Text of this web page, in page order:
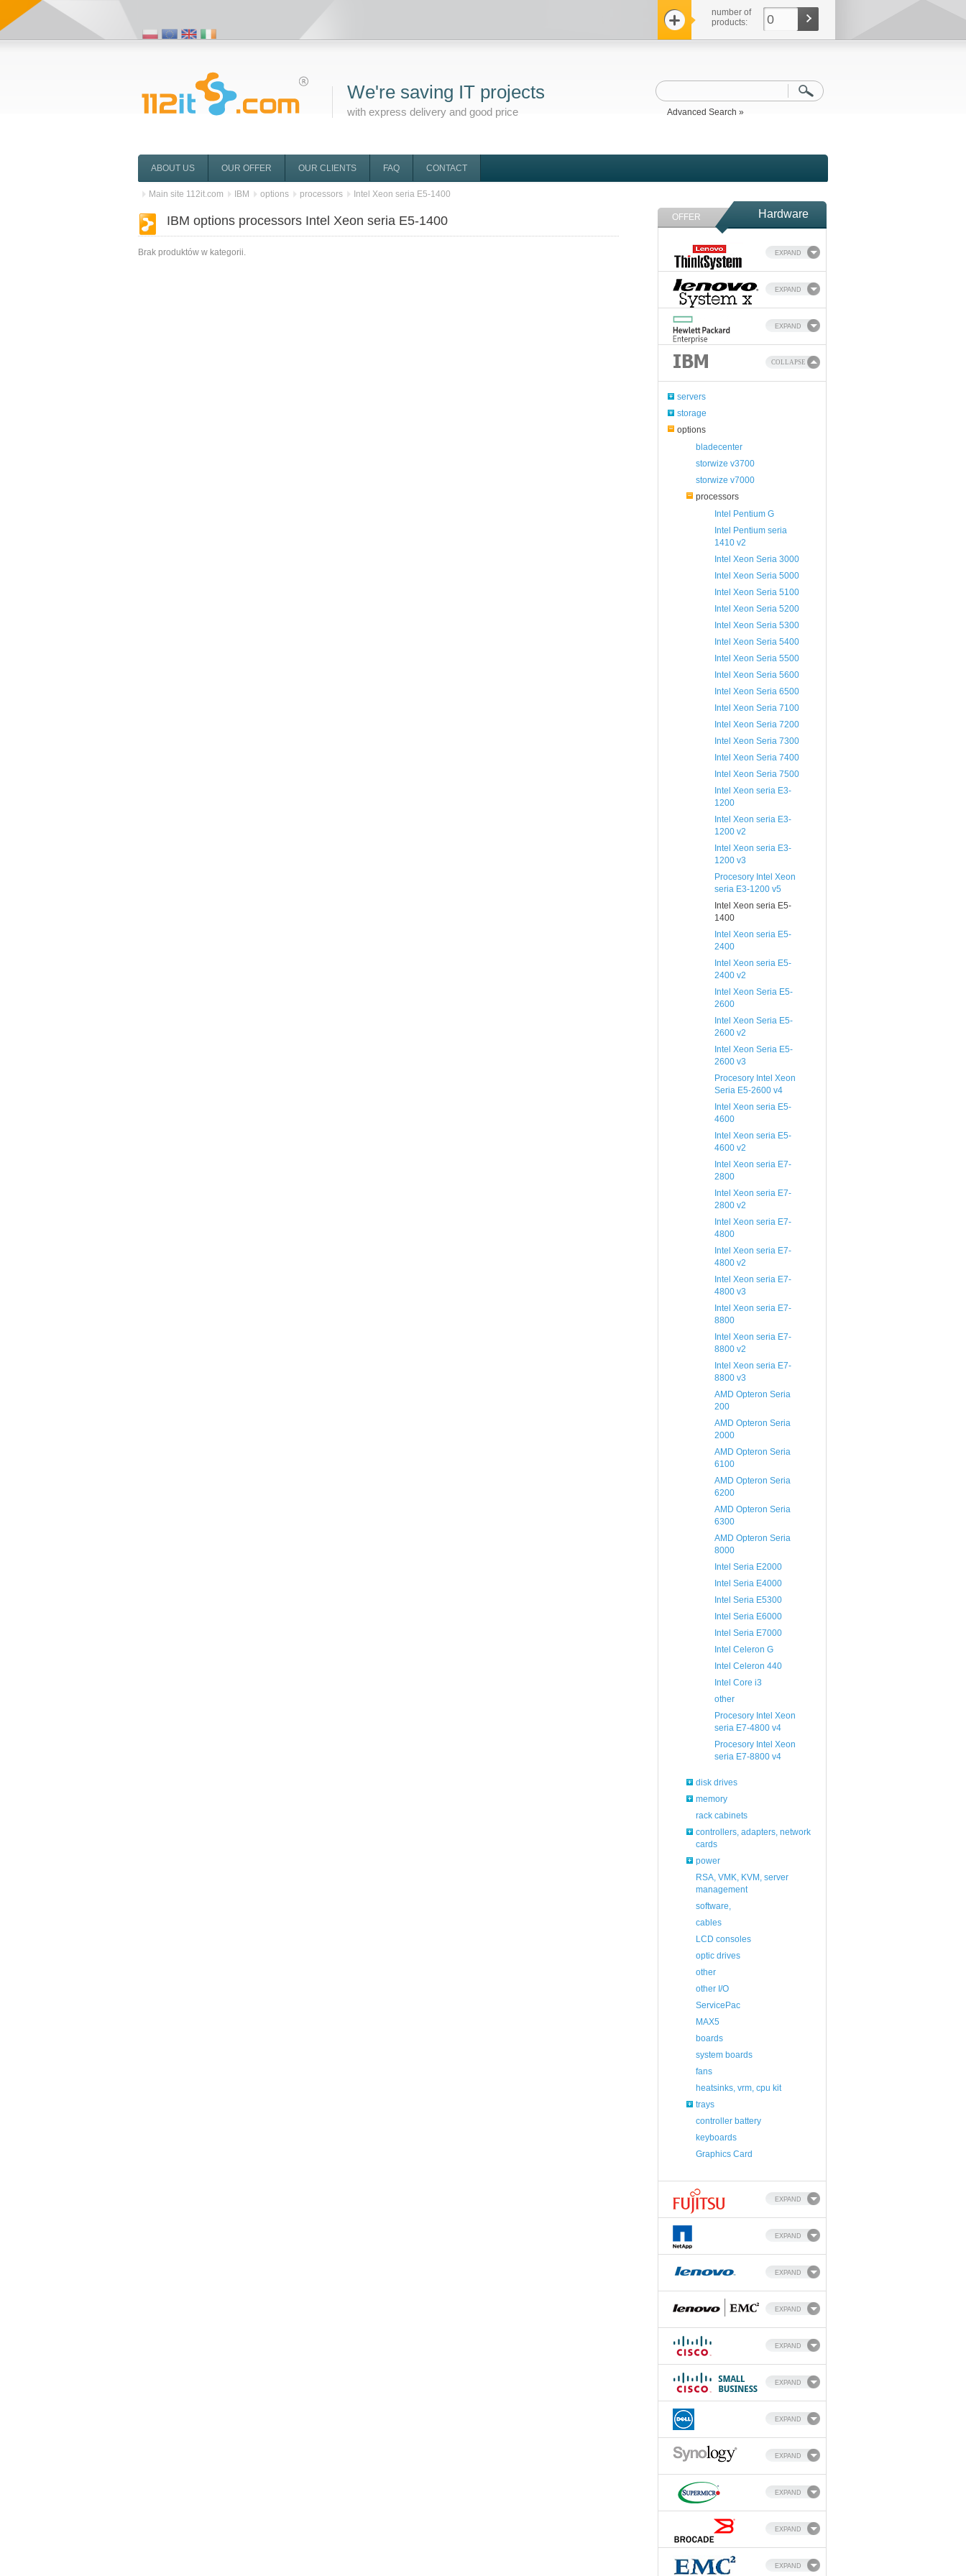
number of
products:
0
We're saving IT projects
with express delivery and good price Advanced Search »
ABOUT US OUR OFFER OUR CLIENTS FAQ CONTACT
OFFER Hardware
EXPAND
EXPAND
EXPAND
COLLAPSE
servers
storage
options
bladecenter
storwize v3700
storwize v7000
processors
Intel Pentium G
Intel Pentium seria
1410 v2
Intel Xeon Seria 3000
Intel Xeon Seria 5000
Intel Xeon Seria 5100
Intel Xeon Seria 5200
Intel Xeon Seria 5300
Intel Xeon Seria 5400
Intel Xeon Seria 5500
Intel Xeon Seria 5600
Intel Xeon Seria 6500
Intel Xeon Seria 7100
Intel Xeon Seria 7200
Intel Xeon Seria 7300
Intel Xeon Seria 7400
Intel Xeon Seria 7500
Intel Xeon seria E3-
1200
Intel Xeon seria E3-
1200 v2
Intel Xeon seria E3-
1200 v3
Procesory Intel Xeon
seria E3-1200 v5
Intel Xeon seria E5-
1400
Intel Xeon seria E5-
2400
Intel Xeon seria E5-
2400 v2
Intel Xeon Seria E5-
2600
Intel Xeon Seria E5-
2600 v2
Intel Xeon Seria E5-
2600 v3
Procesory Intel Xeon
Seria E5-2600 v4
Intel Xeon seria E5-
4600
Intel Xeon seria E5-
4600 v2
Intel Xeon seria E7-
2800
Intel Xeon seria E7-
2800 v2
Intel Xeon seria E7-
4800
Intel Xeon seria E7-
4800 v2
Intel Xeon seria E7-
4800 v3
Intel Xeon seria E7-
8800
Intel Xeon seria E7-
8800 v2
Intel Xeon seria E7-
8800 v3
AMD Opteron Seria
200
AMD Opteron Seria
2000
AMD Opteron Seria
6100
AMD Opteron Seria
6200
AMD Opteron Seria
6300
AMD Opteron Seria
8000
Intel Seria E2000
Intel Seria E4000
Intel Seria E5300
Intel Seria E6000
Intel Seria E7000
Intel Celeron G
Intel Celeron 440
Intel Core i3
other
Procesory Intel Xeon
seria E7-4800 v4
Procesory Intel Xeon
seria E7-8800 v4
disk drives
memory
rack cabinets
controllers, adapters, network
cards
power
RSA, VMK, KVM, server
management
software,
cables
LCD consoles
optic drives
other
other I/O
ServicePac
MAX5
boards
system boards
fans
heatsinks, vrm, cpu kit
trays
controller battery
keyboards
Graphics Card
EXPAND
EXPAND
EXPAND
EXPAND
EXPAND
EXPAND
EXPAND
EXPAND
EXPAND
EXPAND
EXPAND
Main site 112it.com IBM options processors Intel Xeon seria E5-1400
IBM options processors Intel Xeon seria E5-1400
Brak produktów w kategorii.